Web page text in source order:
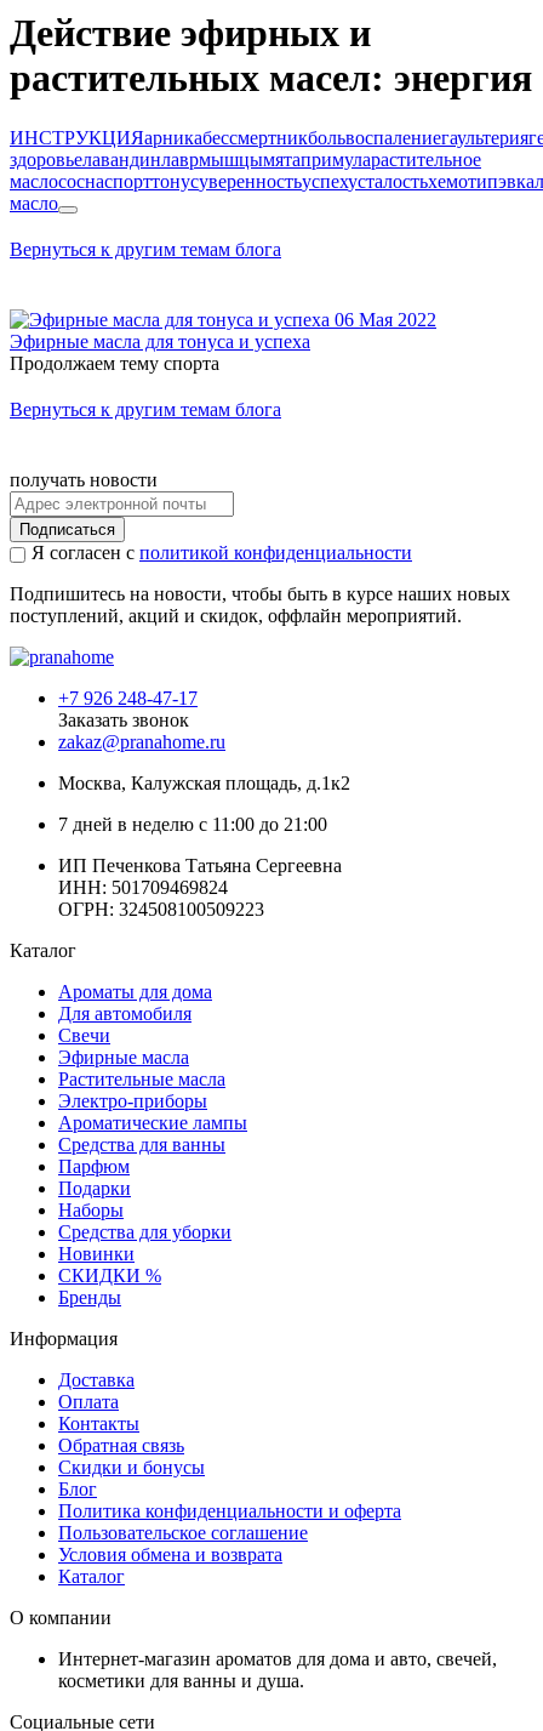
Действие эфирных и
растительных масел: энергия
ИНСТРУКЦИЯарникабессмертникбольвоспалениегаультерия
здоровьелавандинлаврмышцымятапримуларастительное
маслососнаспорттонусуверенностьуспехусталостьхемотип
масло
Вернуться к другим темам блога
06 Мая 2022
Эфирные масла для тонуса и успеха
Продолжаем тему спорта
Вернуться к другим темам блога
получать новости
Подписаться
Я согласен с политикой конфиденциальности
Подпишитесь на новости, чтобы быть в курсе наших новых
поступлений, акций и скидок, оффлайн мероприятий.
+7 926 248-47-17
Заказать звонок
zakaz@pranahome.ru
Москва, Калужская площадь, д.1к2
7 дней в неделю с 11:00 до 21:00
ИП Печенкова Татьяна Сергеевна
ИНН: 501709469824
ОГРН: 324508100509223
Каталог
Ароматы для дома
Для автомобиля
Свечи
Эфирные масла
Растительные масла
Электро-приборы
Ароматические лампы
Средства для ванны
Парфюм
Подарки
Наборы
Средства для уборки
Новинки
СКИДКИ %
Бренды
Информация
Доставка
Оплата
Контакты
Обратная связь
Скидки и бонусы
Блог
Политика конфиденциальности и оферта
Пользовательское соглашение
Условия обмена и возврата
Каталог
О компании
Интернет-магазин ароматов для дома и авто, свечей,
косметики для ванны и душа.
Социальные сети